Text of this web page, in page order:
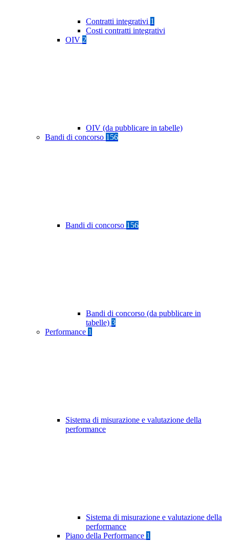
Contratti integrativi 1
Costi contratti integrativi
OIV 2
OIV (da pubblicare in tabelle)
Bandi di concorso 156
Bandi di concorso 156
Bandi di concorso (da pubblicare in
tabelle) 3
Performance 1
Sistema di misurazione e valutazione della
performance
Sistema di misurazione e valutazione della
performance
Piano della Performance 1